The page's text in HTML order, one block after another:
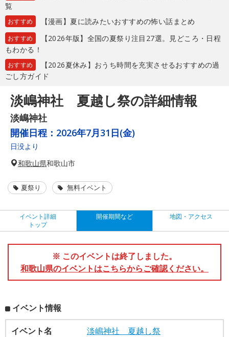
覧
おすすめ 【漫画】夏に読みたいおすすめの怖い話まとめ
おすすめ
【2026年版】全国の夏祭り注目27選。見どころ・日程
もわかる！
おすすめ
【2026夏休み】おうち時間を充実させるおすすめの過
ごし方ガイド
淡嶋神社 夏越し祭の詳細情報
淡嶋神社
開催日程： 2026年7月31日(金)
日没より
和歌山県和歌山市
夏祭り 無料イベント
イベント詳細
トップ
開催期間など 地図・アクセス
※ このイベントは終了しました。
和歌山県のイベントはこちらからご確認ください。
イベント情報
イベント名
淡嶋神社 夏越し祭